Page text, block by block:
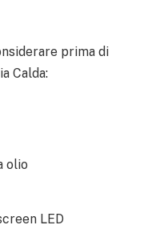
prima di
Calda:
olio
LED